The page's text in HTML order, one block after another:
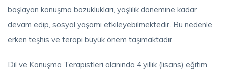
başlayan konuşma bozuklukları, yaşlılık dönemine kadar
devam edip, sosyal yaşamı etkileyebilmektedir. Bu nedenle
erken teşhis ve terapi büyük önem taşımaktadır.
Dil ve Konuşma Terapistleri alanında 4 yıllık (lisans) eğitim